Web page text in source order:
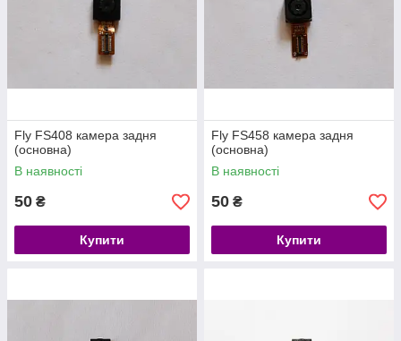
Fly FS408 камера задня
(основна)
В наявності
50 ₴
Купити
Fly FS458 камера задня
(основна)
В наявності
50 ₴
Купити